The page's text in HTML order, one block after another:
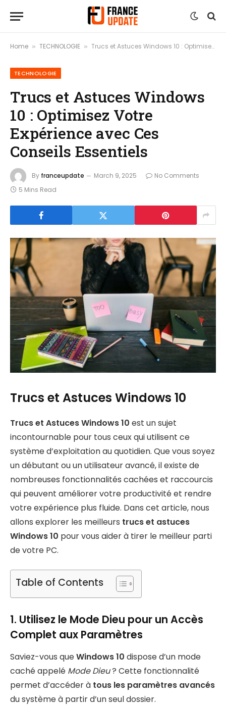
Home » TECHNOLOGIE » Trucs et Astuces Windows 10 : Optimisez Votre Expérience avec Ces Conseils Essentiels
TECHNOLOGIE
Trucs et Astuces Windows
10 : Optimisez Votre
Expérience avec Ces
Conseils Essentiels
By franceupdate March 9, 2025
No Comments
5 Mins Read
Trucs et Astuces Windows 10
Trucs et Astuces Windows 10 est un sujet
incontournable pour tous ceux qui utilisent ce
système d’exploitation au quotidien. Que vous soyez
un débutant ou un utilisateur avancé, il existe de
nombreuses fonctionnalités cachées et raccourcis
qui peuvent améliorer votre productivité et rendre
votre expérience plus fluide. Dans cet article, nous
allons explorer les meilleurs trucs et astuces
Windows 10 pour vous aider à tirer le meilleur parti
de votre PC.
Table of Contents
1. Utilisez le Mode Dieu pour un Accès
Complet aux Paramètres
Saviez-vous queWindows 10 dispose d’un mode
caché appelé Mode Dieu? Cette fonctionnalité
permet d’accéder à tous les paramètres avancés
du système à partir d’un seul dossier.